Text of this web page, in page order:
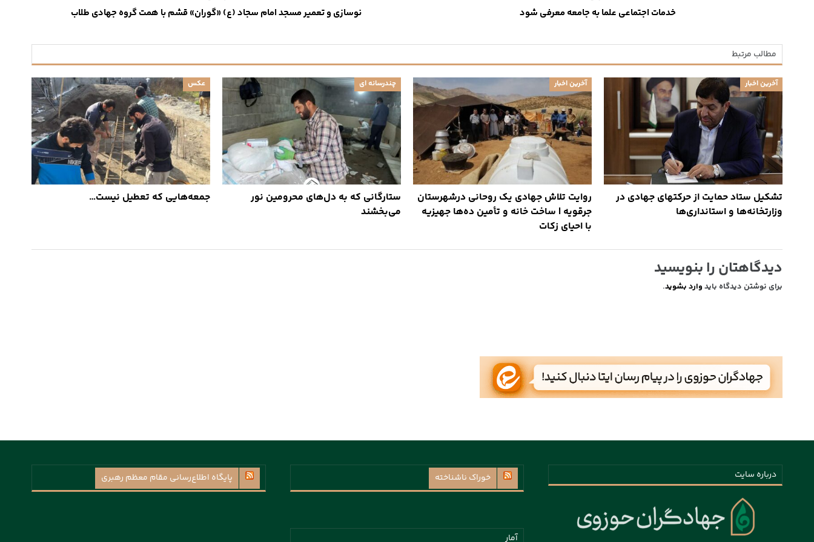
خدمات اجتماعی علما به جامعه معرفی شود
نوسازی و تعمیر مسجد امام سجاد (ع) «گوران» قشم با همت گروه جهادی طلاب
مطالب مرتبط
آخرین اخبار
تشکیل ستاد حمایت از حرکتهای جهادی در
وزارتخانه‌ها و استانداری‌ها
آخرین اخبار
روایت تلاش جهادی یک روحانی درشهرستان
جرقویه | ساخت خانه و تأمین ده‌ها جهیزیه
با احیای زکات
چندرسانه ای
ستارگانی که به دل‌های محرومین نور
می‌بخشند
عکس
جمعه‌هایی که تعطیل نیست…
دیدگاهتان را بنویسید
برای نوشتن دیدگاه باید وارد بشوید.
درباره سایت خوراک ناشناخته
آمار
پايگاه اطلاع‌رسانی مقام معظم رهبری